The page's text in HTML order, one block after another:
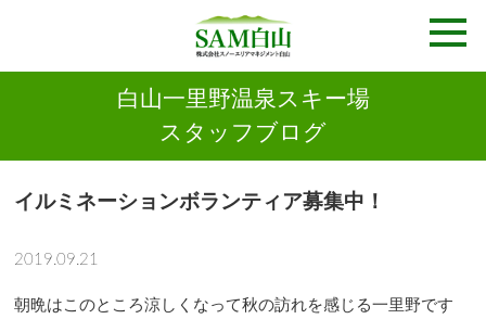
白山一里野温泉スキー場
スタッフブログ
イルミネーションボランティア募集中！
2019.09.21
朝晩はこのところ涼しくなって秋の訪れを感じる一里野です